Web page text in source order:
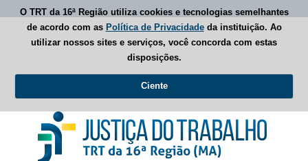
O TRT da 16ª Região utiliza cookies e tecnologias semelhantes
de acordo com as Política de Privacidadeda instituição. Ao
utilizar nossos sites e serviços, você concorda com estas
disposições.
Ciente